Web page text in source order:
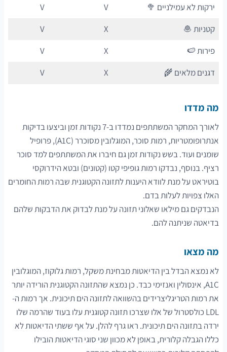
ירקות לא עמילניים 🥦
V
V
קטניות 🧆
X
V
פירות 🍉
X
V
דגנים מלאים 🌾
X
V
מה מדדו
לאורך המחקר המשתתפים נמדדו ב-7 נקודות זמן וביצעו בדיקות
אנתרופומטריות, רמות סוכר, המוגלובין מסוכרר (A1C), פרופיל
שומנים ועוד. בשש נקודות זמן גם חיברו את המשתתפים למד סוכר
רציף. בנוסף, נבדקו רמות גופיפי קטו (קטונים) ובטא הידרוקסי
בוטיראט על מנת לוודא היענות לתזונה הקטוגנית שבה רמות החומרים
האלו צפויות לעלות בדם.
הנבדקים גם מילאו שאלוני תזונה על מנת לבדוק את הדבקות שלהם
בדיאטה שניתנה להם.
מה מצאו
לא נמצא הבדל בין הדיאטות מבחינת משקל, רמות גלוקוז, המוגלובין
A1C, אינסולין ואנזימי כבד. כן נמצא שהתזונה הקטוגנית הורידה יותר
את רמות הטריגליצרידים בהשוואה לתזונה הים תיכונית. אך רמות ה-
LDL כולסטרול של אלו שצרכו תזונה קטוגנית עלו בעוד שהרמה שלו
ירדה בתזונה הים תיכונית. ראו גרף להלן. על אף ששתי הדיאטות לא
כללו הגבלה קלורית, באופן לא מכוון שני סוגי הדיאטות הובילו